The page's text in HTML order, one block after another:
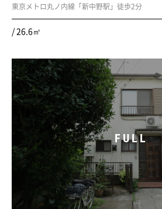
東京メトロ丸ノ内線「新中野駅」徒歩2分
/ 26.6㎡
FULL